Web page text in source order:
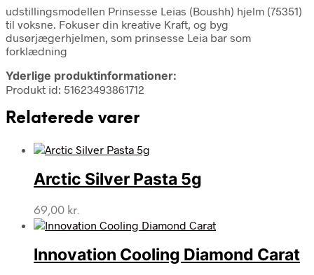
udstillingsmodellen Prinsesse Leias (Boushh) hjelm (75351)
til voksne. Fokuser din kreative Kraft, og byg
dusørjægerhjelmen, som prinsesse Leia bar som
forklædning
Yderlige produktinformationer:
Produkt id: 51623493861712
Relaterede varer
Arctic Silver Pasta 5g
69,00 kr.
Innovation Cooling Diamond Carat